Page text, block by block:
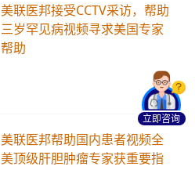
美联医邦接受CCTV采访，帮助
三岁罕见病视频寻求美国专家
帮助
美联医邦帮助国内患者视频全
美顶级肝胆肿瘤专家获重要指
立即咨询